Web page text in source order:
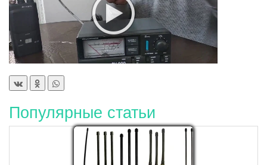
Популярные статьи